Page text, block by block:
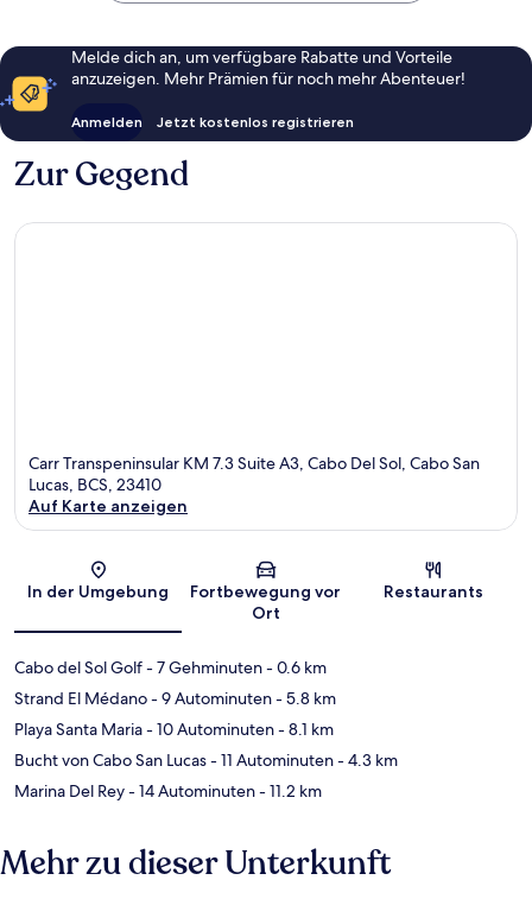
Melde dich an, um verfügbare Rabatte und Vorteile
anzuzeigen. Mehr Prämien für noch mehr Abenteuer!
Anmelden Jetzt kostenlos registrieren
Zur Gegend
Carr Transpeninsular KM 7.3 Suite A3, Cabo Del Sol, Cabo San
Lucas, BCS, 23410
Auf Karte anzeigen
In der Umgebung
Fortbewegung vor
Ort
Restaurants
Cabo del Sol Golf- 7 Gehminuten- 0.6 km
Strand El Médano- 9 Autominuten- 5.8 km
Playa Santa Maria- 10 Autominuten- 8.1 km
Bucht von Cabo San Lucas- 11 Autominuten- 4.3 km
Marina Del Rey- 14 Autominuten- 11.2 km
Mehr zu dieser Unterkunft